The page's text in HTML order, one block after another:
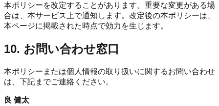
本ポリシーを改定することがあります。重要な変更がある場
合は、本サービス上で通知します。改定後の本ポリシーは、
本ページに掲載された時点で効力を生じます。
10. お問い合わせ窓口
本ポリシーまたは個人情報の取り扱いに関するお問い合わせ
は、下記までご連絡ください。
良 健太